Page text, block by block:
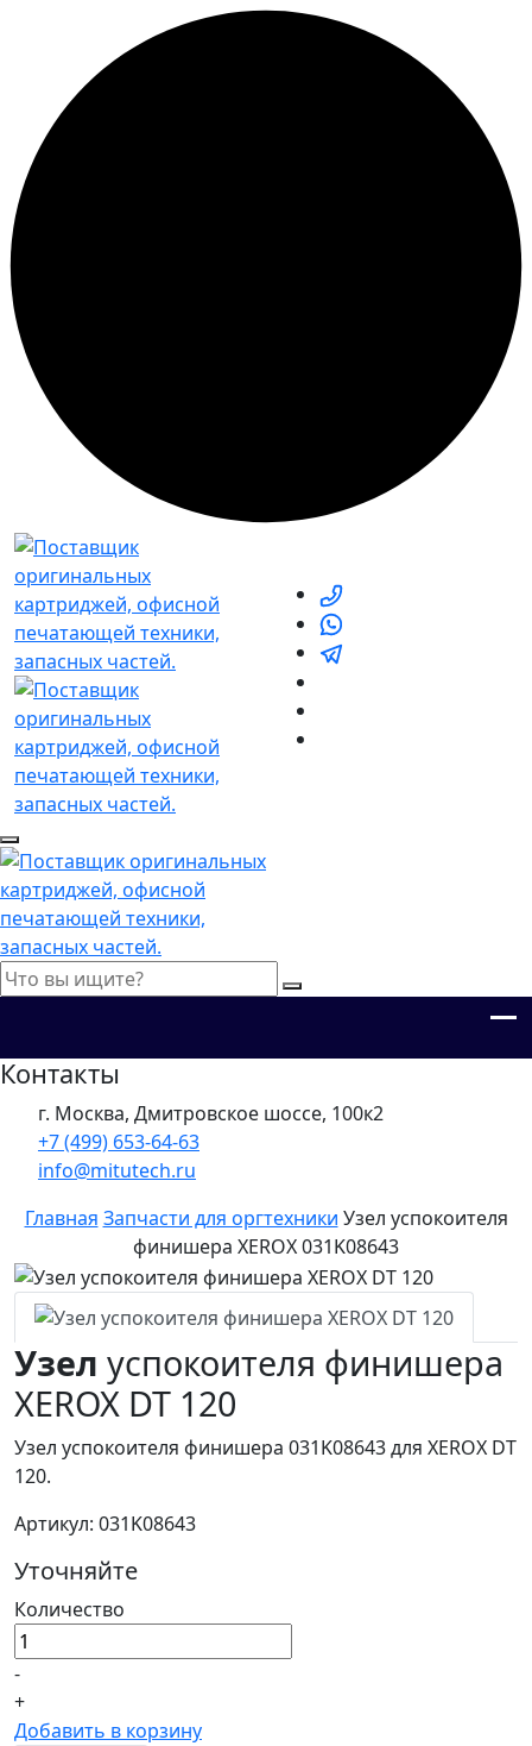
Контакты
г. Москва, Дмитровское шоссе, 100к2
+7 (499) 653-64-63
info@mitutech.ru
Главная Запчасти для оргтехники Узел успокоителя
финишера XEROX 031K08643
Узел успокоителя финишера
XEROX DT 120
Узел успокоителя финишера 031K08643 для XEROX DT
120.
Артикул: 031K08643
Уточняйте
Количество
-
+
Добавить в корзину